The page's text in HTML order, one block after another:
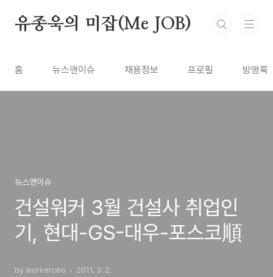
유종욱의 미잡(Me JOB)
홈 뉴스앤이슈 채용정보 프로필 방명록
뉴스앤이슈
건설워커 3월 건설사 취업인
기, 현대-GS-대우-포스코順
by workerceo 2011. 3. 2.